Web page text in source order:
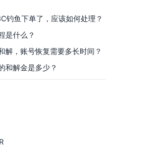
钓鱼下单了，应该如何处理？
是什么？
解，账号恢复需要多长时间？
和解金是多少？